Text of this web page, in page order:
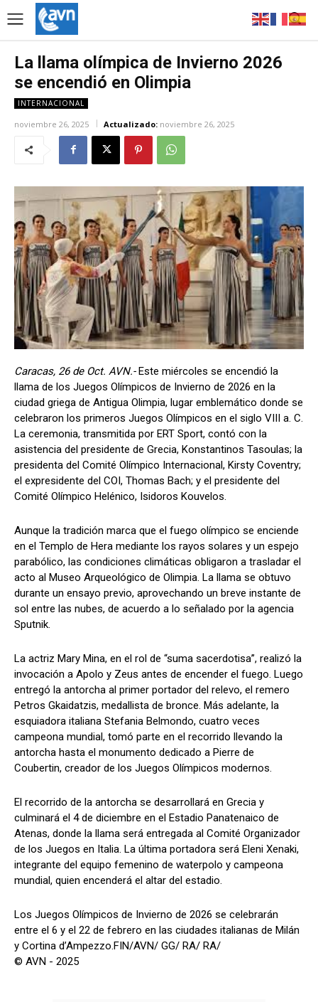
La llama olímpica de Invierno 2026
se encendió en Olimpia
INTERNACIONAL
noviembre 26, 2025 Actualizado: noviembre 26, 2025
Caracas, 26 de Oct. AVN.-Este miércoles se encendió la
llama de los Juegos Olímpicos de Invierno de 2026 en la
ciudad griega de Antigua Olimpia, lugar emblemático donde se
celebraron los primeros Juegos Olímpicos en el siglo VIII a. C.
La ceremonia, transmitida por ERT Sport, contó con la
asistencia del presidente de Grecia, Konstantinos Tasoulas; la
presidenta del Comité Olímpico Internacional, Kirsty Coventry;
el expresidente del COI, Thomas Bach; y el presidente del
Comité Olímpico Helénico, Isidoros Kouvelos.
Aunque la tradición marca que el fuego olímpico se enciende
en el Templo de Hera mediante los rayos solares y un espejo
parabólico, las condiciones climáticas obligaron a trasladar el
acto al Museo Arqueológico de Olimpia. La llama se obtuvo
durante un ensayo previo, aprovechando un breve instante de
sol entre las nubes, de acuerdo a lo señalado por la agencia
Sputnik.
La actriz Mary Mina, en el rol de “suma sacerdotisa”, realizó la
invocación a Apolo y Zeus antes de encender el fuego. Luego
entregó la antorcha al primer portador del relevo, el remero
Petros Gkaidatzis, medallista de bronce. Más adelante, la
esquiadora italiana Stefania Belmondo, cuatro veces
campeona mundial, tomó parte en el recorrido llevando la
antorcha hasta el monumento dedicado a Pierre de
Coubertin, creador de los Juegos Olímpicos modernos.
El recorrido de la antorcha se desarrollará en Grecia y
culminará el 4 de diciembre en el Estadio Panatenaico de
Atenas, donde la llama será entregada al Comité Organizador
de los Juegos en Italia. La última portadora será Eleni Xenaki,
integrante del equipo femenino de waterpolo y campeona
mundial, quien encenderá el altar del estadio.
Los Juegos Olímpicos de Invierno de 2026 se celebrarán
entre el 6 y el 22 de febrero en las ciudades italianas de Milán
y Cortina d’Ampezzo.FIN/AVN/ GG/ RA/ RA/
© AVN - 2025